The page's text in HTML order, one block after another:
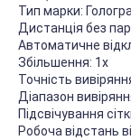
Тип марки:
Дистанція без
Автоматичне
Збільшення: 1x
Точність
Діапазон
Підсвічування
Робоча відстань